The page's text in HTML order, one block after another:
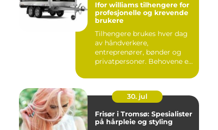
Ifor williams tilhengere for
profesjonelle og krevende
brukere
Tilhengere brukes hver dag
av håndverkere,
entreprenører, bønder og
privatpersoner. Behovene er
30. jul
Frisør i Tromsø: Spesialister
på hårpleie og styling